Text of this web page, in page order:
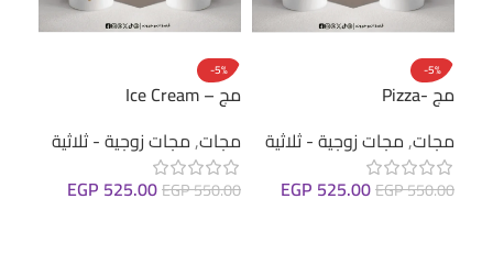
-5%
مج -Pizza
مجات,مجات زوجية - ثلاثية
EGP550.00
EGP 525.00
-5%
مج – Ice Cream
مجات,مجات زوجية - ثلاثية
EGP550.00
EGP 525.00